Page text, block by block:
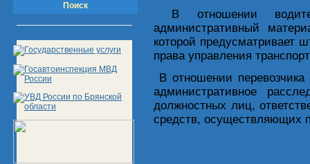
Поиск
В отношении
административный
которой
права управления
В отношении
административное
должностных лиц,
средств, осуществляющих